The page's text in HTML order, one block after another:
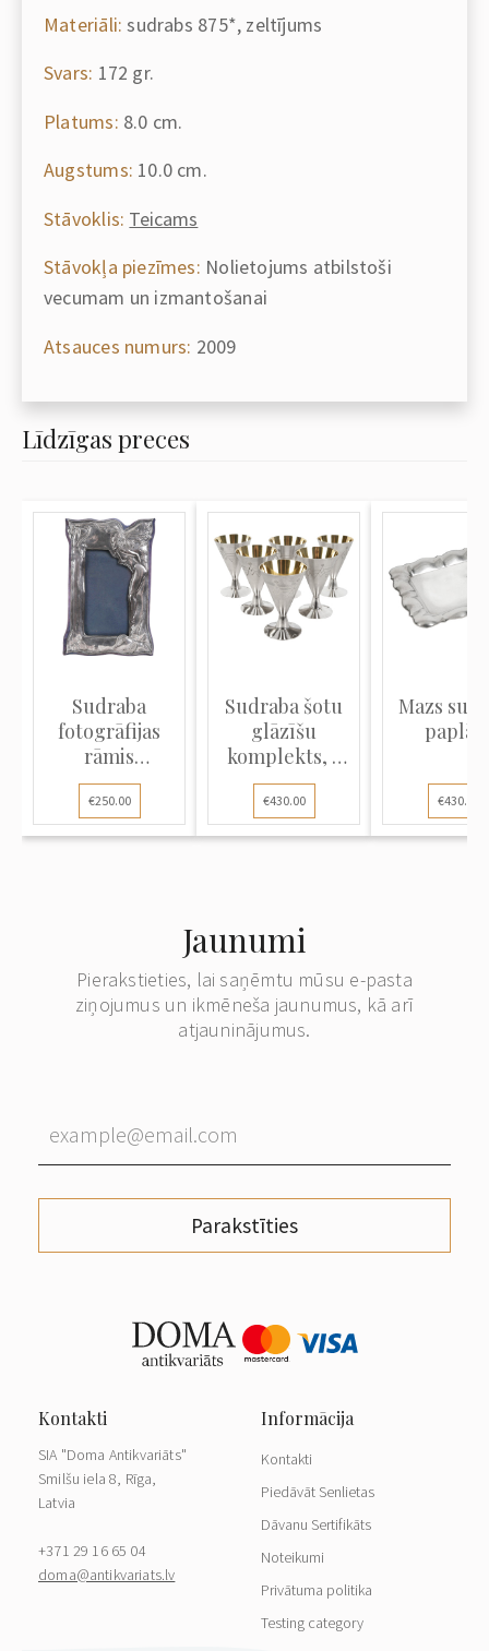
Materiāli: sudrabs 875*, zeltījums
Svars: 172 gr.
Platums: 8.0 cm.
Augstums: 10.0 cm.
Stāvoklis: Teicams
Stāvokļa piezīmes: Nolietojums atbilstoši
vecumam un izmantošanai
Atsauces numurs: 2009
Līdzīgas preces
Sudraba
fotogrāfijas
rāmis
jūgendstilā
€250.00
Sudraba šotu
glāzīšu
komplekts, 6
gab.
€430.00
Mazs
€430.00
Jaunumi
Pierakstieties, lai saņēmtu mūsu e-pasta
ziņojumus un ikmēneša jaunumus, kā arī
atjauninājumus.
Parakstīties
SIA "Doma Antikvariāts"
Smilšu iela 8, Rīga,
Latvia
+371 29 16 65 04
doma@antikvariats.lv
Kontakti
Piedāvāt Senlietas
Dāvanu Sertifikāts
Noteikumi
Privātuma politika
Testing category